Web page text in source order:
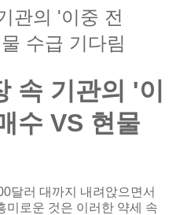
관의 '이중 전
수급 기다림
속 기관의 '이
수 VS 현물
달러 대까지 내려앉으면서
미로운 것은 이러한 약세 속